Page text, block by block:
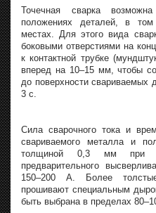
Точечная сварка
положениях деталей, в
местах. Для этого вида
боковыми отверстиями на
к контактной трубке
вперед на 10–15 мм, чтобы
до поверхности свариваемых
3 с.
Сила сварочного тока и
свариваемого металла и
толщиной 0,3 мм при
предварительного
150–200 А. Более
прошивают специальным
быть выбрана в пределах